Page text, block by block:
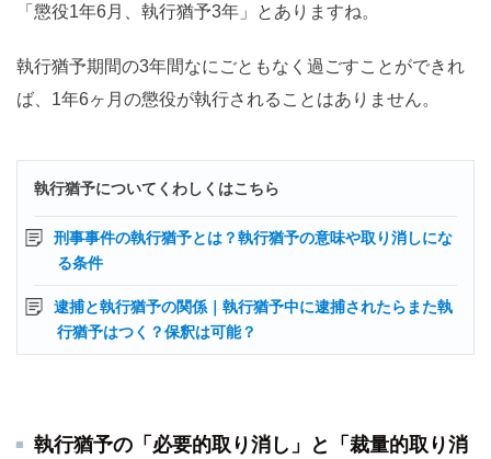
「懲役1年6月、執行猶予3年」とありますね。
執行猶予期間の3年間なにごともなく過ごすことができれ
ば、1年6ヶ月の懲役が執行されることはありません。
執行猶予についてくわしくはこちら
刑事事件の執行猶予とは？執行猶予の意味や取り消しにな
る条件
逮捕と執行猶予の関係｜執行猶予中に逮捕されたらまた執
行猶予はつく？保釈は可能？
執行猶予の「必要的取り消し」と「裁量的取り消